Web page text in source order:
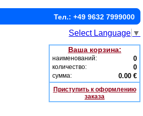
Тел.: +49 9632 7999000
Select Language ▼
Ваша корзина:
наименований: 0
количество: 0
сумма: 0.00 €
Приступить к оформлению
заказа